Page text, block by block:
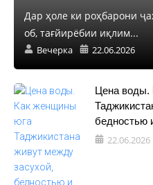
Дар ҳоле ки роҳбарони
об, тағйирёбии иқлим...
Вечерка 22.06.2026
Цена воды.
бедностью
22.06.2026